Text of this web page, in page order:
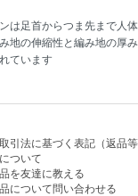
は足首からつま先まで人
地の伸縮性と編み地の厚
ています
引法に基づく表記（返品等
ついて
を友達に教える
について問い合わせる